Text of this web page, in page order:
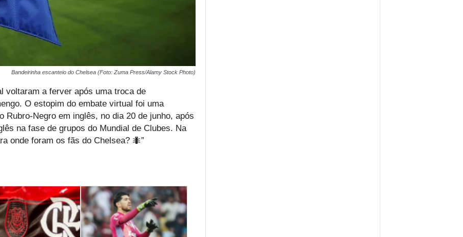
Bandeirinha escanteio do Chelsea (Foto: Zuma Press/Alamy Stock Photo)
voltaram a ferver após uma troca de
O estopim do embate virtual foi uma
Rubro-Negro em inglês, no dia 20 de junho, após
na fase de grupos do Mundial de Clubes. Na
onde foram os fãs do Chelsea? 🐜”